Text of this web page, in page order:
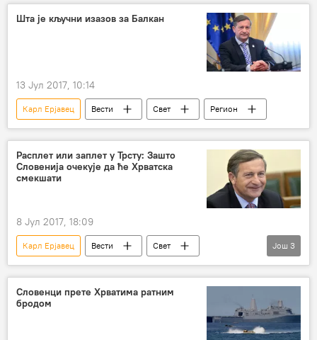
Шта је кључни изазов за Балкан
13 Јул 2017, 10:14
Карл Ерјавец Вести Свет Регион
Расплет или заплет у Трсту: Зашто
Словенија очекује да ће Хрватска
смекшати
8 Јул 2017, 18:09
Карл Ерјавец Вести
Свет
Словенија
Хрватска Регион
Још 3
Словенци прете Хрватима ратним
бродом